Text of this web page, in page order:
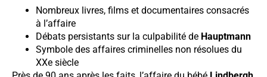
Nombreux livres, films et documentaires consacrés
à l’affaire
Débats persistants sur la culpabilité de Hauptmann
Symbole des affaires criminelles non résolues du
XXe siècle